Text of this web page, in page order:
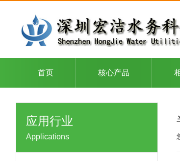
首页 核心产品
应用行业
Applications